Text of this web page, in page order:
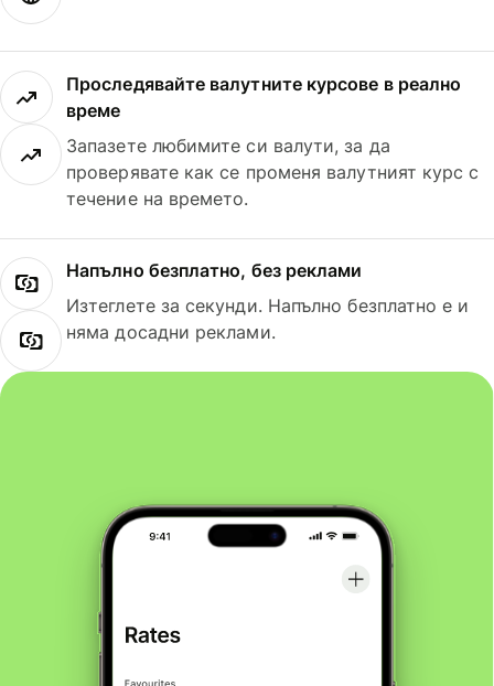
Проследявайте валутните курсове в реално
време
Запазете любимите си валути, за да
проверявате как се променя валутният курс с
течение на времето.
Напълно безплатно, без реклами
Изтеглете за секунди. Напълно безплатно е и
няма досадни реклами.